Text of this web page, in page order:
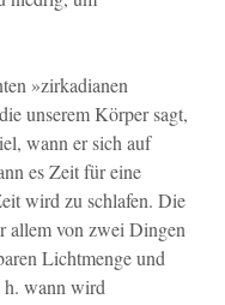
»zirkadianen
unserem Körper sagt,
wann er sich auf
es Zeit für eine
wird zu schlafen. Die
allem von zwei Dingen
Lichtmenge und
h. wann wird